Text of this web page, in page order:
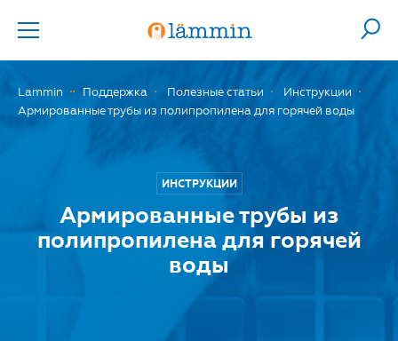
Lammin Поддержка Полезные статьи
Инструкции
Армированные трубы из полипропилена для горячей воды
ИНСТРУКЦИИ
Армированные трубы из
полипропилена для горячей
воды